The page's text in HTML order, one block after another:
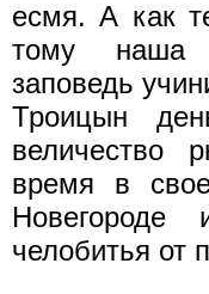
есмя. А как
тому наша
заповедь
Троицын
величество
время в
Новегороде
челобитья от